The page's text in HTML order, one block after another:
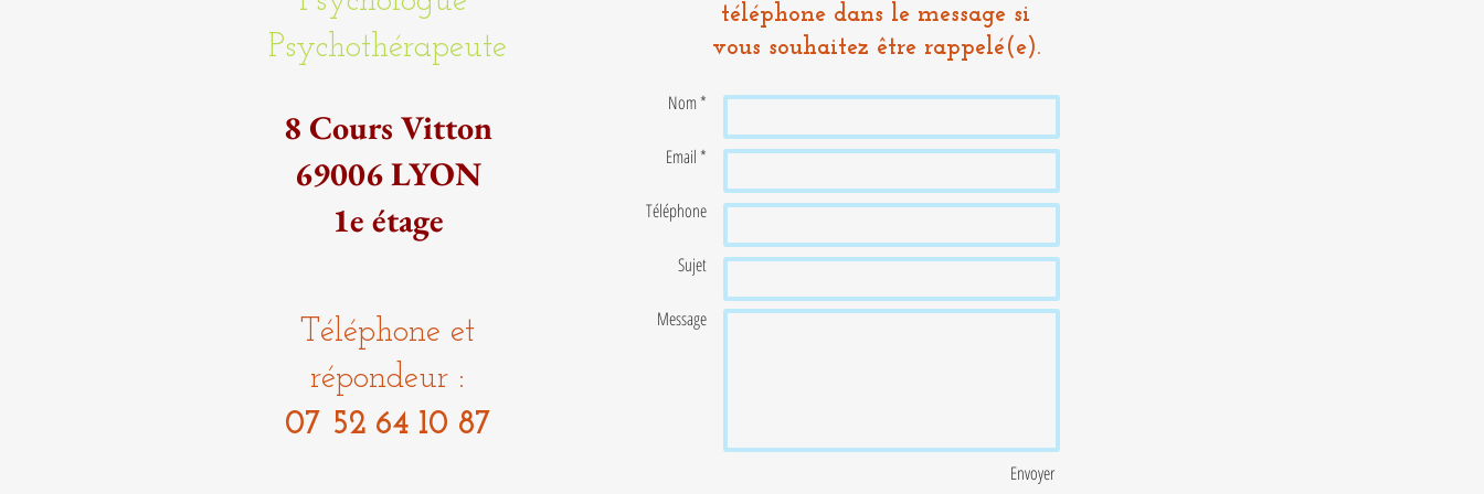
Psychothérapeute
8 Cours Vitton
69006 LYON
1e étage
Téléphone et
répondeur :
07 52 64 10 87
téléphone dans le message si
vous souhaitez être rappelé(e).
Nom *
Email *
Téléphone
Sujet
Message
Envoyer